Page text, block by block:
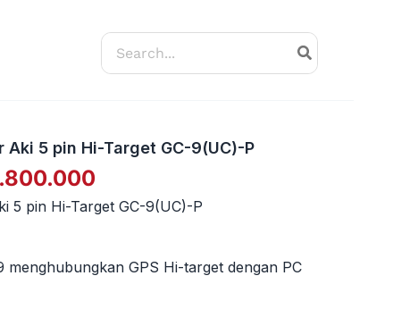
Search
for:
Aki 5 pin Hi-Target GC-9(UC)-P
saat
Rp1.800.000.
5 pin Hi-Target GC-9(UC)-P
menghubungkan GPS Hi-target dengan PC